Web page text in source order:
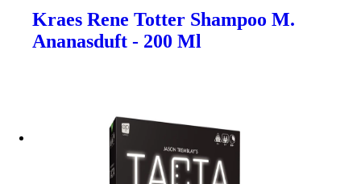
Kraes Rene Totter Shampoo M.
Ananasduft - 200 Ml